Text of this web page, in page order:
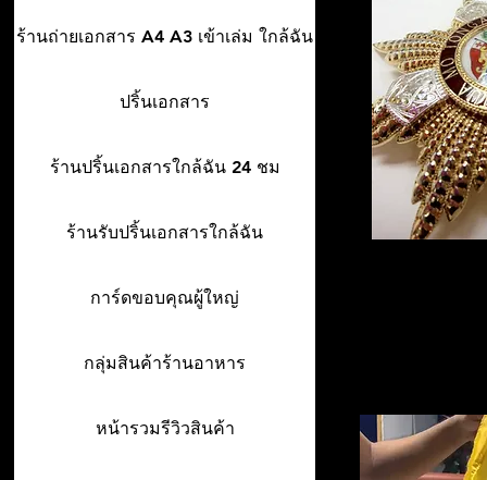
ร้านถ่ายเอกสาร A4 A3 เข้าเล่ม ใกล้ฉัน
ปริ้นเอกสาร
ร้านปริ้นเอกสารใกล้ฉัน 24 ชม
ร้านรับปริ้นเอกสารใกล้ฉัน
การ์ดขอบคุณผู้ใหญ่
กลุ่มสินค้าร้านอาหาร
หน้ารวมรีวิวสินค้า